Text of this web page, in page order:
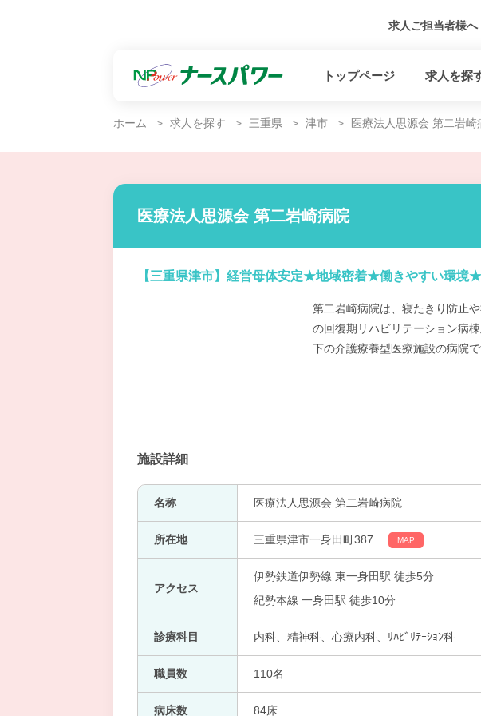
求人ご担当者様へ
トップページ 求人を探
ホーム 求人を探す 三重県 津市 医療法人思源会 第二岩
医療法人思源会 第二岩崎病院
【三重県津市】経営母体安定★地域密着★働きやすい環境
第二岩崎病院は、寝たきり防止
の回復期リハビリテーション病
下の介護療養型医療施設の病院で
施設詳細
名称 医療法人思源会 第二岩崎病院
所在地 三重県津市一身田町387 MAP
アクセス
伊勢鉄道伊勢線 東一身田駅 徒歩5分
紀勢本線 一身田駅 徒歩10分
診療科目 内科、精神科、心療内科、ﾘﾊﾋﾞﾘﾃｰｼｮﾝ科
職員数 110名
病床数 84床